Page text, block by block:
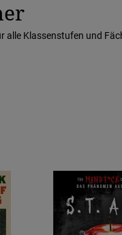
alle Klassenstufen und